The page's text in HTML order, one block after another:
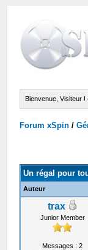
Bienvenue, Visiteur !
Forum xSpin /
Un régal pour
Auteur
trax
Junior Member
Messages : 2